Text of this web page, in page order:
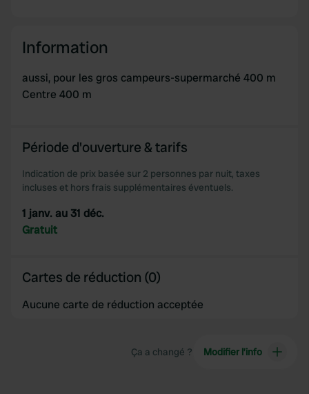
may combine it with other information that you’ve
of their services.
Information
aussi, pour les gros campeurs-supermarché 400 m
Centre 400 m
Période d'ouverture & tarifs
Indication de prix basée sur 2 personnes par nuit, taxes
incluses et hors frais supplémentaires éventuels.
1 janv. au 31 déc.
Gratuit
Cartes de réduction (0)
Aucune carte de réduction acceptée
Ça a changé ? Modifier l’info